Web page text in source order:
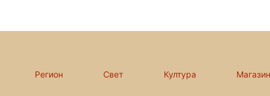
Регион Свет Култура Магазин